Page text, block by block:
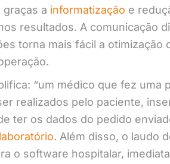
a informatização e
resultados. A comunicação
torna mais fácil a otimização
“um médico que fez uma
realizados pelo paciente,
ter os dados do pedido
. Além disso, o laudo
o software hospitalar,